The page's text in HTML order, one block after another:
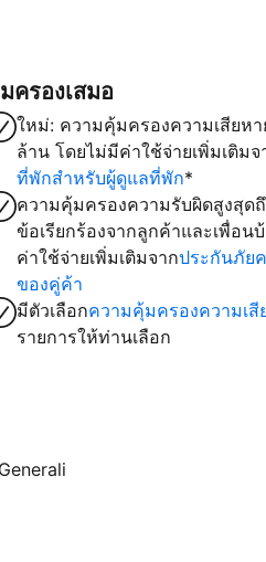
ครองเสมอ
ใหม่: ความคุ้มครองความเสียหา
ล้าน โดยไม่มีค่าใช้จ่ายเพิ่มเติมจ
ที่พักสำหรับผู้ดูแลที่พัก*
ความคุ้มครองความรับผิดสูงสุด
ข้อเรียกร้องจากลูกค้าและเพื่อน
ค่าใช้จ่ายเพิ่มเติมจากประกันภัย
ของคู่ค้า
มีตัวเลือกความคุ้มครองความเสี
รายการให้ท่านเลือก